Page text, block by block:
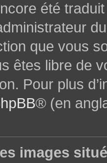
été
que vous
êtes libre de
Pour plus
® (en
images